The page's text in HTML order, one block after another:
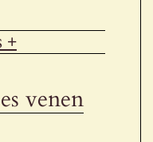
+
venen